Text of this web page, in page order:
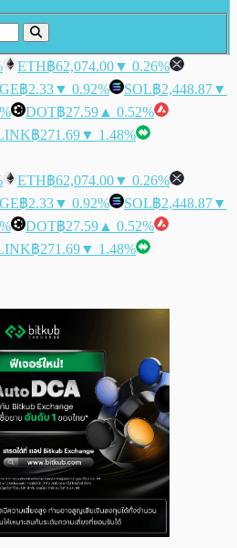
ETH฿62,074.00▼ 0.26%
฿2.33▼ 0.92% SOL฿2,448.87▼
DOT฿27.59 ▲ 0.52%
฿271.69▼ 1.48%
ETH฿62,074.00▼ 0.26%
฿2.33▼ 0.92% SOL฿2,448.87▼
DOT฿27.59 ▲ 0.52%
฿271.69▼ 1.48%